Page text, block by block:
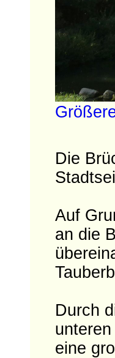
Die
Auf
an die
Durch
eine